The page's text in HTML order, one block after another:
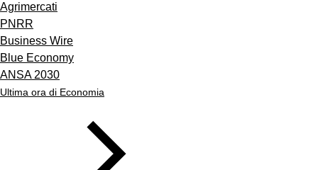
Agrimercati
PNRR
Business Wire
Blue Economy
ANSA 2030
Ultima ora di Economia